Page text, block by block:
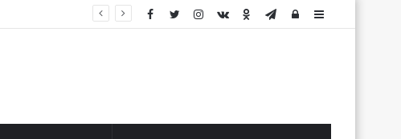
Sidebar
Авторизация
Telegram
Одноклассники
vk.com
Instagram
Twitter
Facebook